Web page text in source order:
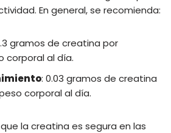
En general, se recomienda:
gramos de creatina por
corporal al día.
: 0.03 gramos de creatina
corporal al día.
la creatina es segura en las